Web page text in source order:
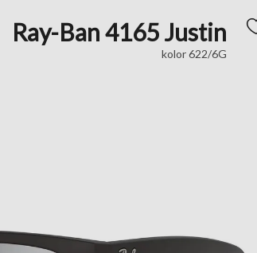
Ray-Ban 4165 Justin
kolor 622/6G